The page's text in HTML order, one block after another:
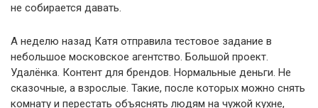
не собирается давать.
А неделю назад Катя отправила тестовое задание в
небольшое московское агентство. Большой проект.
Удалёнка. Контент для брендов. Нормальные деньги. Не
сказочные, а взрослые. Такие, после которых можно снять
комнату и перестать объяснять людям на чужой кухне,